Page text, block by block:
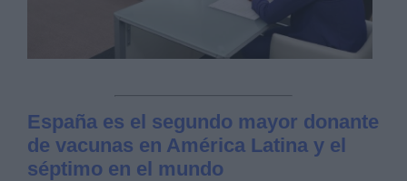
España es el segundo mayor donante
de vacunas en América Latina y el
séptimo en el mundo